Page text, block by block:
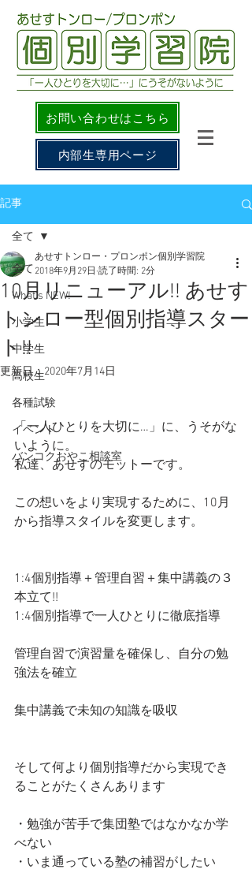
お問い合わせはこちら
内部生専用ページ
記事
全て
What's NEW!
小学生
中学生
高校生
各種試験
イベント
バンコクおやこ相談室
全て
10月リニューアル!! あせす
トンロー型個別指導スター
ト!!
あせすトンロー・プロンポン個別学習院
2018年9月29日 読了時間: 2分
更新日：2020年7月14日
「一人ひとりを大切に…」に、うそがな
いように。
私達、あせすのモットーです。
この想いをより実現するために、10月
から指導スタイルを変更します。
1:4個別指導＋管理自習＋集中講義の３
本立て!!
1:4個別指導で一人ひとりに徹底指導
管理自習で演習量を確保し、自分の勉
強法を確立
集中講義で未知の知識を吸収
そして何より個別指導だから実現でき
ることがたくさんあります
・勉強が苦手で集団塾ではなかなか学
べない
・いま通っている塾の補習がしたい